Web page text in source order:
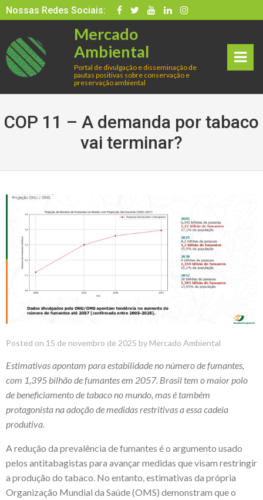
Skip
to
content
Nossas Redes Sociais:
Mercado
Ambiental
Portal de divulgação e disseminação de
pautas positivas sobre conservação e
preservação ambiental
COP 11 – A demanda por tabaco
vai terminar?
Posted on 15 de novembro de 2025 by Mercado Ambiental
Estimativas apontam para estabilidade no número de fumantes,
com 1,395 bilhão de fumantes em 2057. Brasil tem o maior polo
de beneficiamento de tabaco no mundo, mas é também
protagonista na adoção de medidas restritivas a essa cadeia
produtiva.
A redução da prevalência de fumantes é o argumento usado
pelos antitabagistas para avançar medidas que visam restringir
a produção do tabaco. No entanto, estimativas da própria
Organização Mundial da Saúde (OMS) demonstram que o